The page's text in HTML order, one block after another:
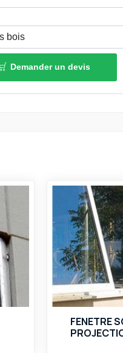
Demander un devis
FENETRE